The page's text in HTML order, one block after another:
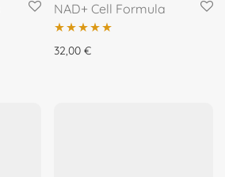
NAD+ Cell Formula
Įvertinimas:
32,00 €